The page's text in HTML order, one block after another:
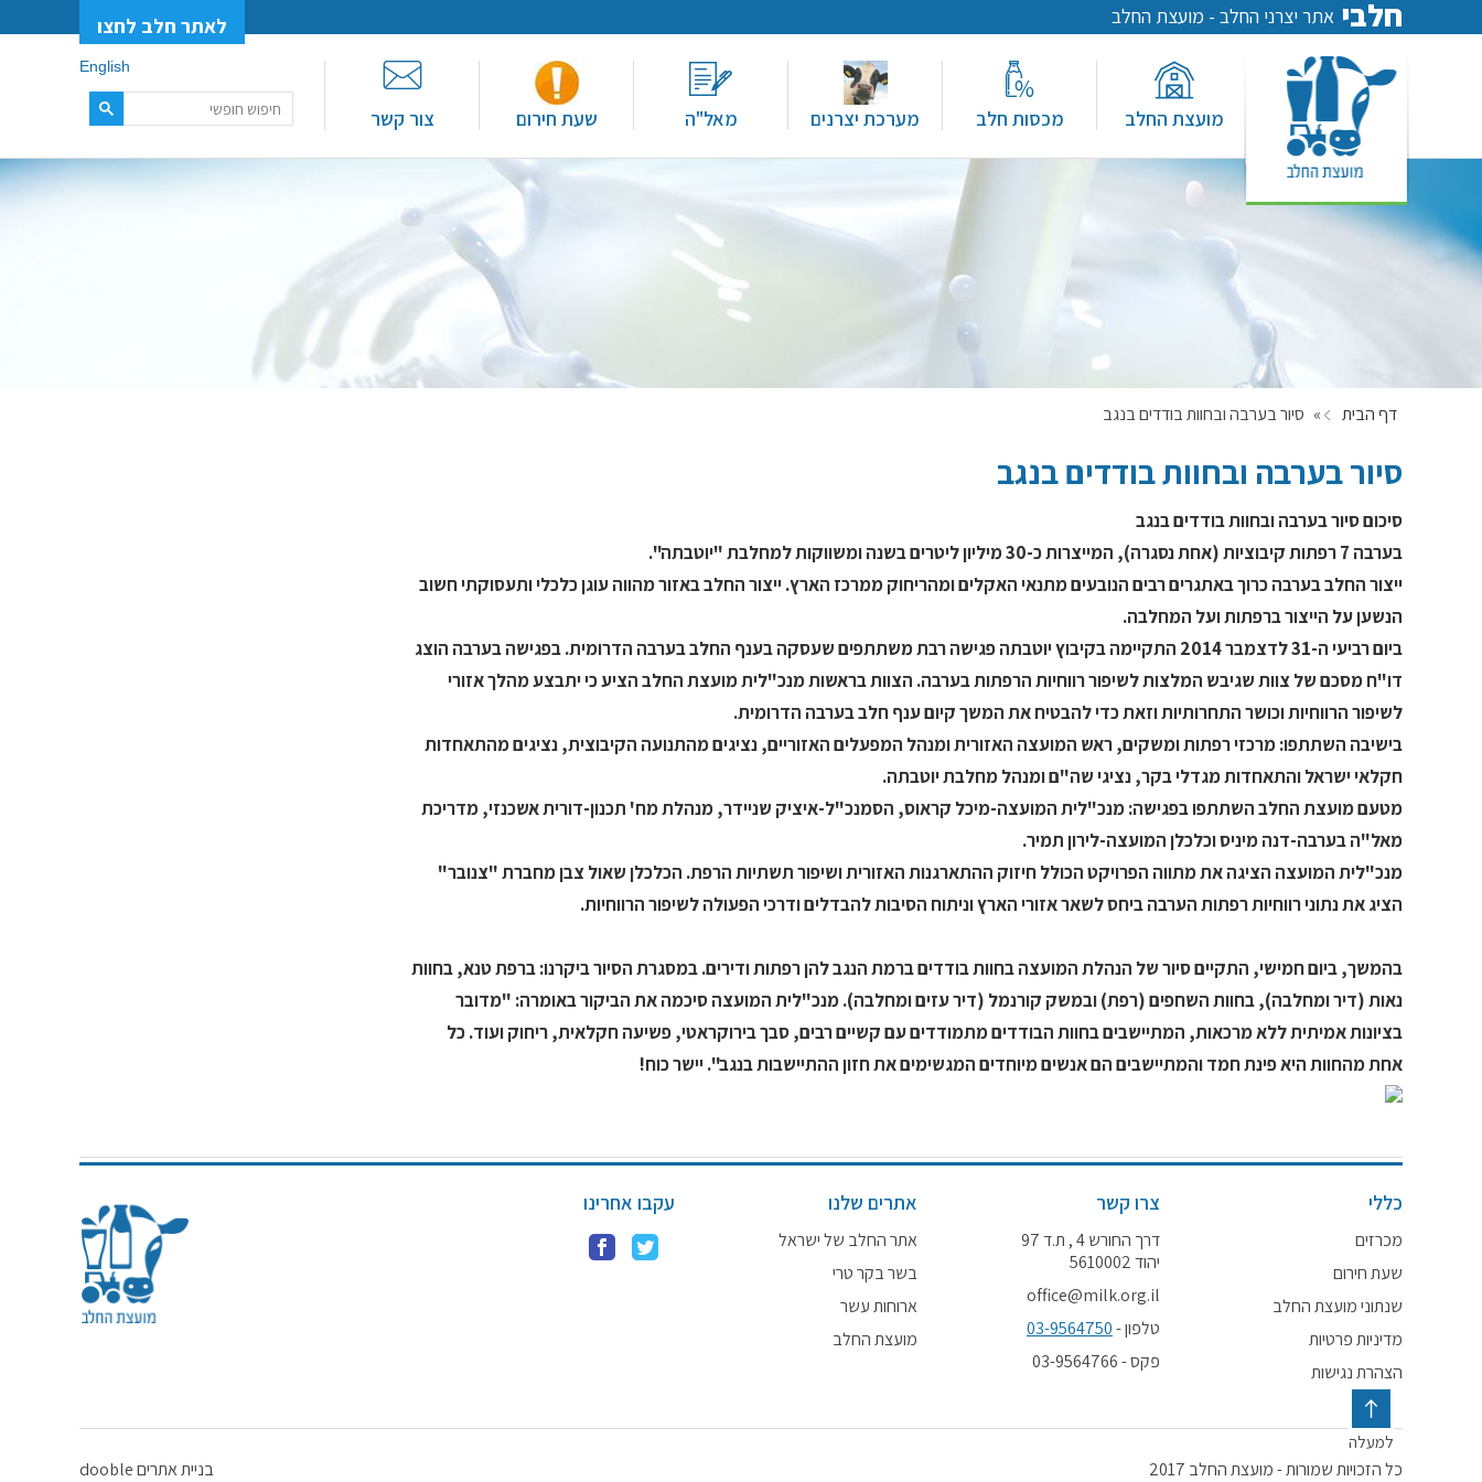
למעלה
חלבי אתר יצרני החלב - מועצת החלב לאתר חלב לחצו
מועצת החלב מכסות חלב מערכת יצרנים מאל"ה שעת חירום צור קשר
English
דף הבית » סיור בערבה ובחוות בודדים בנגב
סיור בערבה ובחוות בודדים בנגב
סיכום סיור בערבה ובחוות בודדים בנגב
בערבה 7 רפתות קיבוציות (אחת נסגרה), המייצרות כ-30 מיליון ליטרים בשנה ומשווקות למחלבת "יוטבתה".
ייצור החלב בערבה כרוך באתגרים רבים הנובעים מתנאי האקלים ומהריחוק ממרכז הארץ. ייצור החלב באזור מהווה עוגן כלכלי ותעסוקתי חשוב
הנשען על הייצור ברפתות ועל המחלבה.
ביום רביעי ה-31 לדצמבר 2014 התקיימה בקיבוץ יוטבתה פגישה רבת משתתפים שעסקה בענף החלב בערבה הדרומית. בפגישה בערבה הוצג
דו"ח מסכם של צוות שגיבש המלצות לשיפור רווחיות הרפתות בערבה. הצוות בראשות מנכ"לית מועצת החלב הציע כי יתבצע מהלך אזורי
לשיפור הרווחיות וכושר התחרותיות וזאת כדי להבטיח את המשך קיום ענף חלב בערבה הדרומית.
בישיבה השתתפו: מרכזי רפתות ומשקים, ראש המועצה האזורית ומנהל המפעלים האזוריים, נציגים מהתנועה הקיבוצית, נציגים מהתאחדות
חקלאי ישראל והתאחדות מגדלי בקר, נציגי שה"ם ומנהל מחלבת יוטבתה.
מטעם מועצת החלב השתתפו בפגישה: מנכ"לית המועצה-מיכל קראוס, הסמנכ"ל-איציק שניידר, מנהלת מח' תכנון-דורית אשכנזי, מדריכת
מאל"ה בערבה-דנה מיניס וכלכלן המועצה-לירון תמיר.
מנכ"לית המועצה הציגה את מתווה הפרויקט הכולל חיזוק ההתארגנות האזורית ושיפור תשתיות הרפת. הכלכלן שאול צבן מחברת "צנובר"
הציג את נתוני רווחיות רפתות הערבה ביחס לשאר אזורי הארץ וניתוח הסיבות להבדלים ודרכי הפעולה לשיפור הרווחיות.
בהמשך, ביום חמישי, התקיים סיור של הנהלת המועצה בחוות בודדים ברמת הנגב להן רפתות ודירים. במסגרת הסיור ביקרנו: ברפת טנא, בחוות
נאות (דיר ומחלבה), בחוות השחפים (רפת) ובמשק קורנמל (דיר עזים ומחלבה). מנכ"לית המועצה סיכמה את הביקור באומרה: "מדובר
בציונות אמיתית ללא מרכאות, המתיישבים בחוות הבודדים מתמודדים עם קשיים רבים, סבך בירוקראטי, פשיעה חקלאית, ריחוק ועוד. כל
אחת מהחוות היא פינת חמד והמתיישבים הם אנשים מיוחדים המגשימים את חזון ההתיישבות בנגב". יישר כוח!
כללי
מכרזים
שעת חירום
שנתוני מועצת החלב
מדיניות פרטיות
הצהרת נגישות
צרו קשר
דרך החורש 4 , ת.ד 97
יהוד 5610002
office@milk.org.il
טלפון -03-9564750
פקס - 03-9564766
אתרים שלנו
אתר החלב של ישראל
בשר בקר טרי
ארוחות עשר
מועצת החלב
עקבו אחרינו
כל הזכויות שמורות - מועצת החלב 2017 בניית אתרים dooble